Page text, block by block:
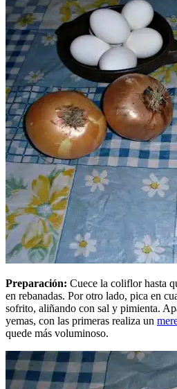
Preparación: Cuece la coliflor hasta
en rebanadas. Por otro lado, pica en
sofrito, aliñando con sal y pimienta.
yemas, con las primeras realiza un
quede más voluminoso.